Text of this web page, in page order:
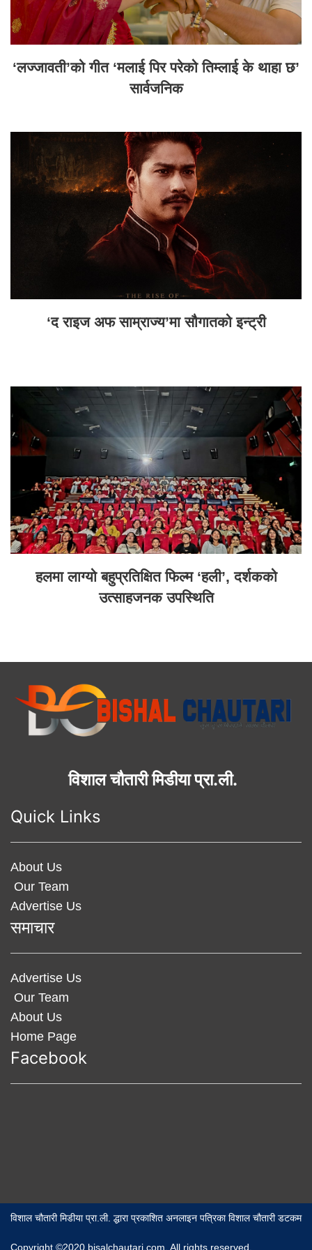
‘लज्जावती’को गीत ‘मलाई पिर परेको तिम्लाई के थाहा छ’
सार्वजनिक
‘द राइज अफ साम्राज्य’मा सौगातको इन्ट्री
हलमा लाग्यो बहुप्रतिक्षित फिल्म ‘हली’, दर्शकको
उत्साहजनक उपस्थिति
विशाल चौतारी मिडीया प्रा.ली.
Quick Links
About Us
Our Team
Advertise Us
समाचार
Advertise Us
Our Team
About Us
Home Page
Facebook
विशाल चौतारी मिडीया प्रा.ली. द्धारा प्रकाशित अनलाइन पत्रिका विशाल चौतारी डटकम
Copyright ©2020 bisalchautari.com. All rights reserved,